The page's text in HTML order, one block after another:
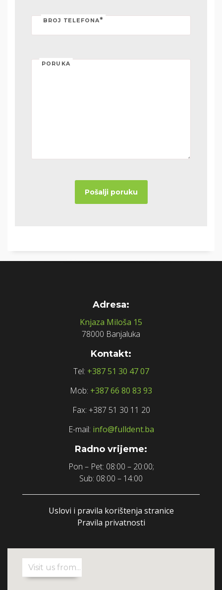
BROJ TELEFONA*
PORUKA
Adresa:
Knjaza Miloša 15
78000 Banjaluka
Kontakt:
Tel: +387 51 30 47 07
Mob: +387 66 80 83 93
Fax: +387 51 30 11 20
E-mail: info@fulldent.ba
Radno vrijeme:
Pon – Pet: 08:00 – 20:00;
Sub: 08:00 – 14:00
Uslovi i pravila korištenja stranice
Pravila privatnosti